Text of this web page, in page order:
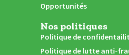
Opportunités
Nos politiques
Politique de
Politique de lutte anti-